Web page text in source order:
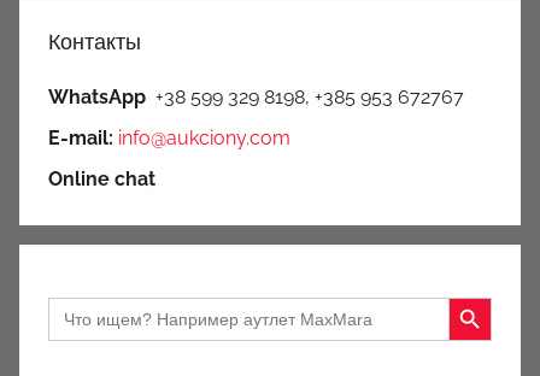
Контакты
WhatsApp +38 599 329 8198, +385 953 672767
E-mail: info@aukciony.com
Online chat
Search
for:
Search Button